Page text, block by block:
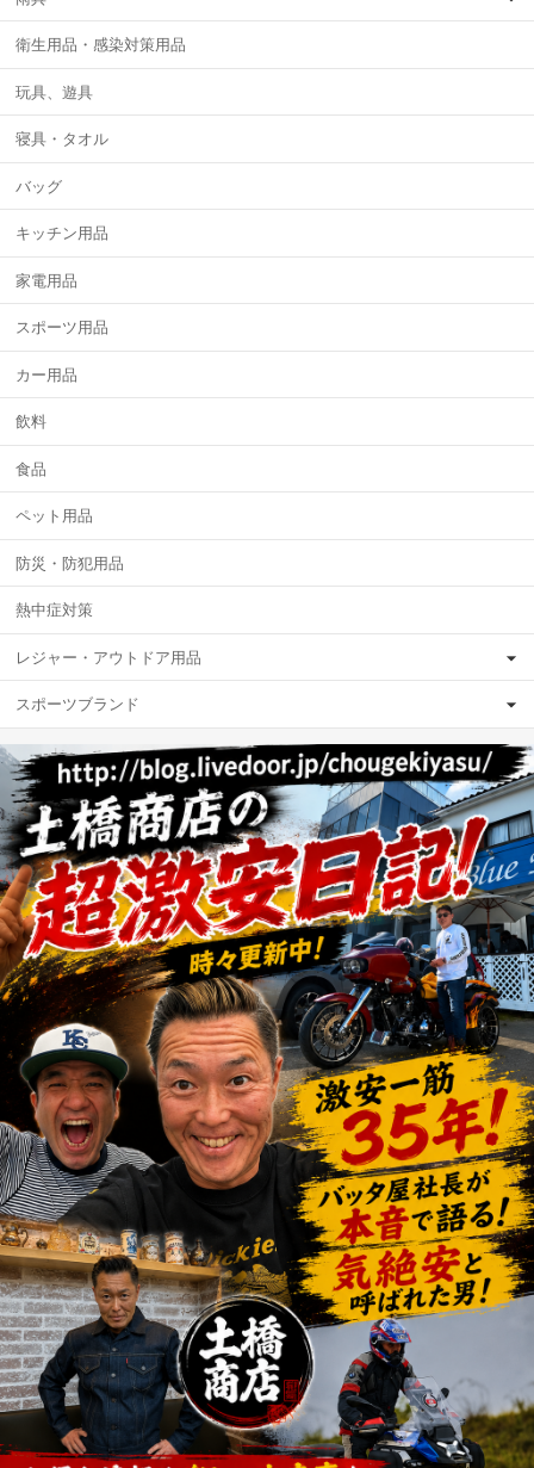
衛生用品・感染対策用品
玩具、遊具
寝具・タオル
バッグ
キッチン用品
家電用品
スポーツ用品
カー用品
飲料
食品
ペット用品
防災・防犯用品
熱中症対策
レジャー・アウトドア用品
スポーツブランド